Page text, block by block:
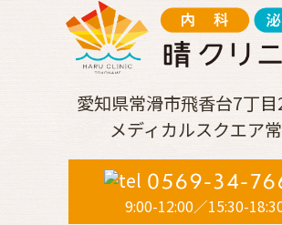
愛知県常滑市飛香台7丁
メディカルスクエア
0569-34-
9:00-12:00／15:30-